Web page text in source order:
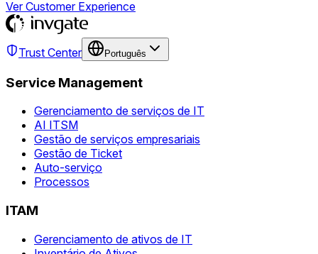
Ver Customer Experience
Trust Center Português
Service Management
Gerenciamento de serviços de IT
AI ITSM
Gestão de serviços empresariais
Gestão de Ticket
Auto-serviço
Processos
ITAM
Gerenciamento de ativos de IT